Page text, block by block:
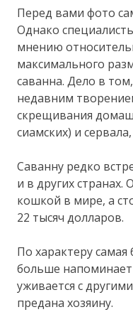
Перед вами фото
Однако
мнению
максимального
саванна. Дело в
недавним
скрещивания
сиамских) и
Саванну редко
и в других странах.
кошкой в мире, а
22 тысяч долларов.
По характеру
больше напоминает
уживается с
предана хозяину.